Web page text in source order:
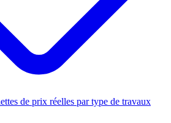
de prix réelles par type de travaux